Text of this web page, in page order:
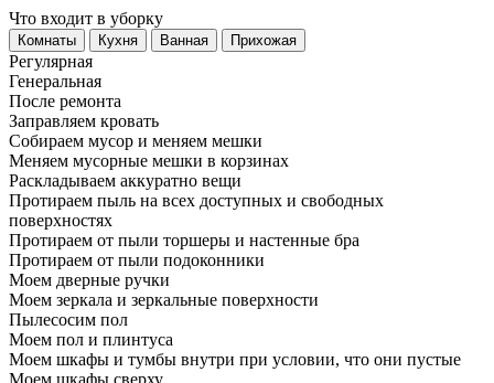
Что входит в уборку
Регу­лярная
Гене­ральная
После ремонта
Заправляем кровать
Собираем мусор и меняем мешки
Меняем мусорные мешки в корзинах
Раскладываем аккуратно вещи
Протираем пыль на всех доступных и свободных
поверхностях
Протираем от пыли торшеры и настенные бра
Протираем от пыли подоконники
Моем дверные ручки
Моем зеркала и зеркальные поверхности
Пылесосим пол
Моем пол и плинтуса
Моем шкафы и тумбы внутри при условии, что они пустые
Моем шкафы сверху